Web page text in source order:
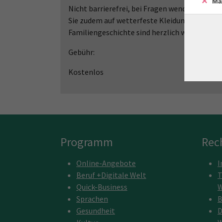
Nicht barrierefrei, bei Fragen wenden Sie
Sie zudem auf wetterfeste Kleidung und
Familiengeschichte sind herzlich willkommen.
Gebühr:
Kostenlos
Programm
Online-Angebote
Beruf +Digitale Welt
Quick-Business
Sprachen
Gesundheit